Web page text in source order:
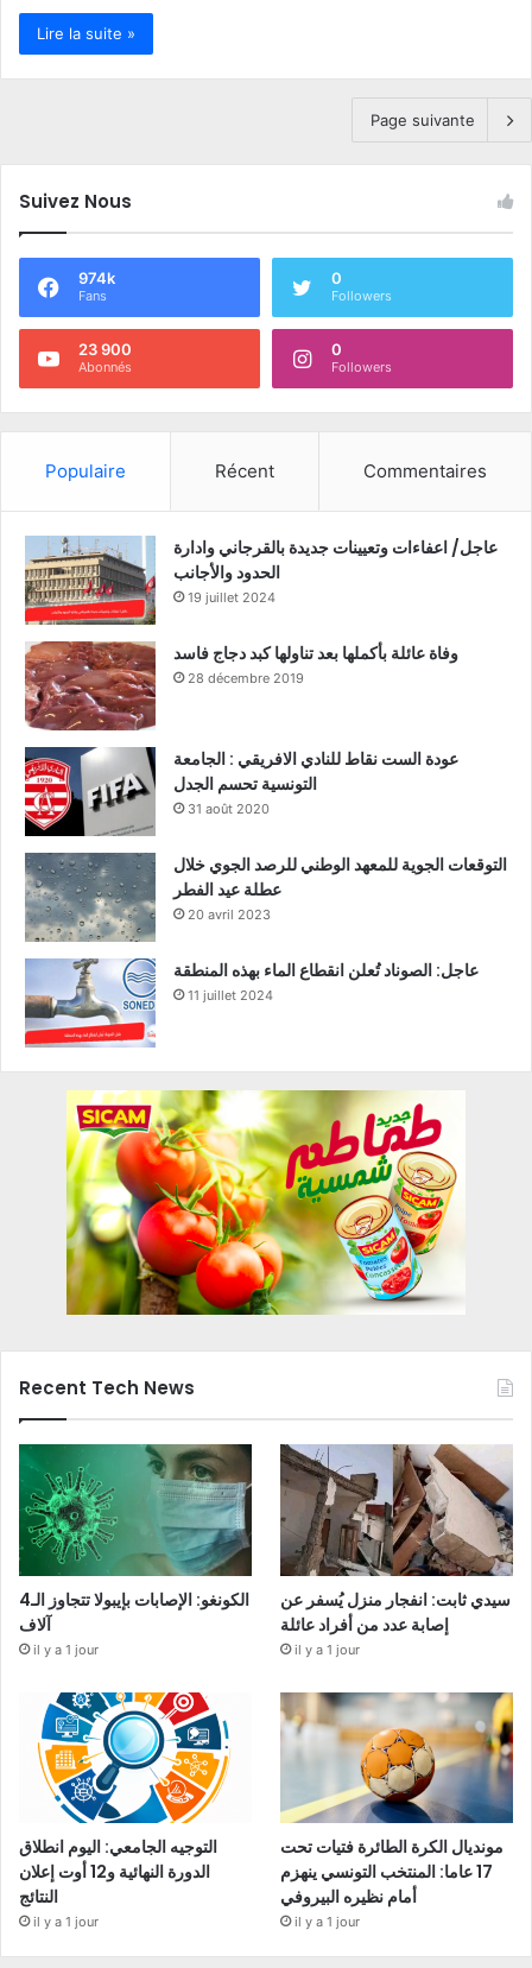
Lire la suite »
Page suivante
Suivez Nous
974k
Fans
0
Followers
23 900
Abonnés
0
Followers
Populaire Récent Commentaires
عاجل/ اعفاءات وتعيينات جديدة بالقرجاني وادارة
الحدود والأجانب
19 juillet 2024
وفاة عائلة بأكملها بعد تناولها كبد دجاج فاسد
28 décembre 2019
عودة الست نقاط للنادي الافريقي : الجامعة
التونسية تحسم الجدل
31 août 2020
التوقعات الجوية للمعهد الوطني للرصد الجوي خلال
عطلة عيد الفطر
20 avril 2023
عاجل: الصوناد تُعلن انقطاع الماء بهذه المنطقة
11 juillet 2024
Recent Tech News
الكونغو: الإصابات بإيبولا تتجاوز الـ4
آلاف
il y a 1 jour
سيدي ثابت: انفجار منزل يُسفر عن
إصابة عدد من أفراد عائلة
il y a 1 jour
التوجيه الجامعي: اليوم انطلاق
الدورة النهائية و12 أوت إعلان
النتائج
il y a 1 jour
مونديال الكرة الطائرة فتيات تحت
17 عاما: المنتخب التونسي ينهزم
أمام نظيره البيروفي
il y a 1 jour